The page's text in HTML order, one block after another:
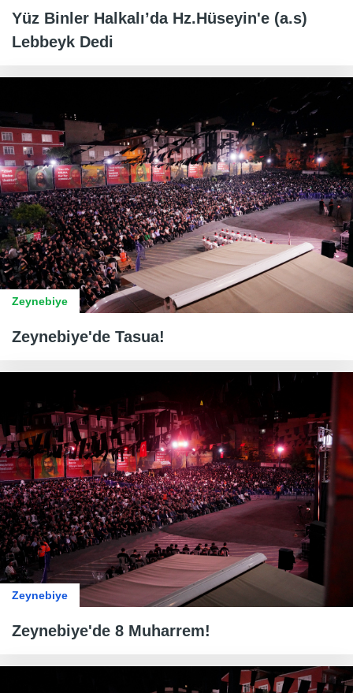
Yüz Binler Halkalı’da Hz.Hüseyin'e (a.s)
Lebbeyk Dedi
Zeynebiye
Zeynebiye'de Tasua!
Zeynebiye
Zeynebiye'de 8 Muharrem!